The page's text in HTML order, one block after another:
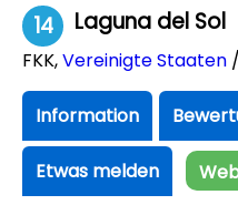
14 Laguna del Sol
FKK,Vereinigte Staaten /
Information
Etwas melden